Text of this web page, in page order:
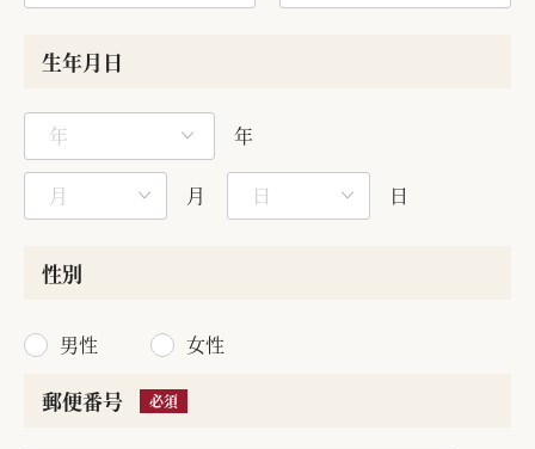
生年月日
年
月 日
性別
男性 女性
郵便番号 必須